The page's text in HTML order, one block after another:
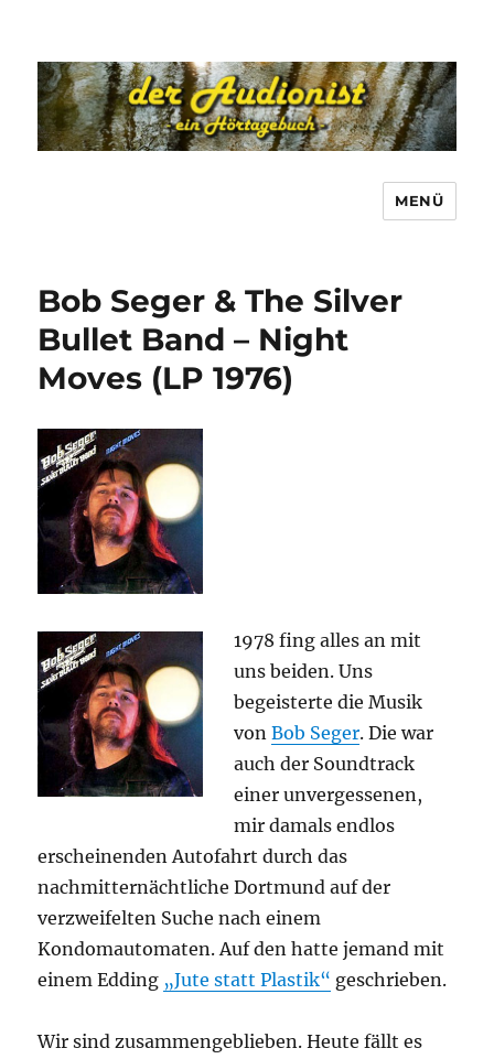
MENÜ
Bob Seger & The Silver
Bullet Band – Night
Moves (LP 1976)
1978 fing alles an mit
uns beiden. Uns
begeisterte die Musik
vonBob Seger. Die war
auch der Soundtrack
einer unvergessenen,
mir damals endlos
erscheinenden Autofahrt durch das
nachmitternächtliche Dortmund auf der
verzweifelten Suche nach einem
Kondomautomaten. Auf den hatte jemand mit
einem Edding „Jute statt Plastik“ geschrieben.
Wir sind zusammengeblieben. Heute fällt es